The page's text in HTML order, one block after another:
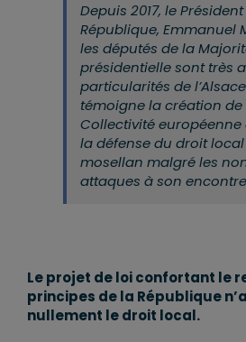
Depuis 2017, le
République, Emmanuel
les députés de la
présidentielle sont très
particularités de
témoigne la création de
Collectivité européenne
la défense du droit
mosellan malgré les
attaques à son
Le projet de loi confortant le
principes de la République
nullement le droit local.